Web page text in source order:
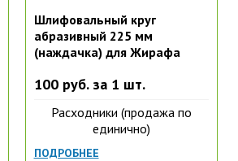
Шлифовальный круг
абразивный 225 мм
(наждачка) для Жирафа
100 руб. за 1 шт.
Расходники (продажа по
единично)
ПОДРОБНЕЕ